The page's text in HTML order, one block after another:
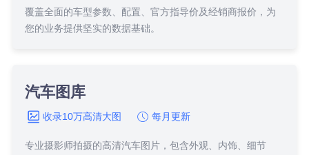
覆盖全面的车型参数、配置、官方指导价及经销商报价，为
您的业务提供坚实的数据基础。
汽车图库
收录10万高清大图 每月更新
专业摄影师拍摄的高清汽车图片，包含外观、内饰、细节